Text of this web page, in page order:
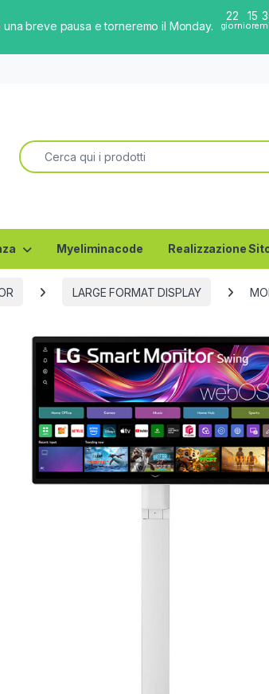
una breve pausa e torneremo il Monday.
22
giorni
15
ore
Ricerca per:
Myeliminacode Realizzazione
LARGE FORMAT DISPLAY